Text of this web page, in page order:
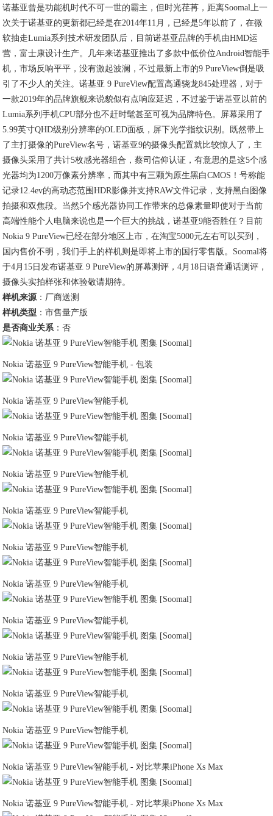
诺基亚曾是功能机时代不可一世的霸主，但时光荏苒，距离Soomal上一
次关于诺基亚的更新都已经是在2014年11月，已经是5年以前了，在微
软抽走Lumia系列技术研发团队后，目前诺基亚品牌的手机由HMD运
营，富士康设计生产。几年来诺基亚推出了多款中低价位Android智能手
机，市场反响平平，没有激起波澜，不过最新上市的9 PureView倒是吸
引了不少人的关注。诺基亚 9 PureView配置高通骁龙845处理器，对于
一款2019年的品牌旗舰来说貌似有点响应延迟，不过鉴于诺基亚以前的
Lumia系列手机CPU部分也不赶时髦甚至可视为品牌特色。屏幕采用了
5.99英寸QHD级别分辨率的OLED面板，屏下光学指纹识别。既然带上
了主打摄像的PureView名号，诺基亚9的摄像头配置就比较惊人了，主
摄像头采用了共计5枚感光器组合，蔡司信仰认证，有意思的是这5个感
光器均为1200万像素分辨率，而其中有三颗为原生黑白CMOS！号称能
记录12.4ev的高动态范围HDR影像并支持RAW文件记录，支持黑白图像
拍摄和双焦段。当然5个感光器协同工作带来的总像素量即使对于当前
高端性能个人电脑来说也是一个巨大的挑战，诺基亚9能否胜任？目前
Nokia 9 PureView已经在部分地区上市，在淘宝5000元左右可以买到，
国内售价不明，我们手上的样机则是即将上市的国行零售版。Soomal将
于4月15日发布诺基亚 9 PureView的屏幕测评，4月18日语音通话测评，
摄像头实拍样张和体验敬请期待。
样机来源：厂商送测
样机类型 ：市售量产版
是否商业关系：否
Nokia 诺基亚 9 PureView智能手机 - 包装
Nokia 诺基亚 9 PureView智能手机
Nokia 诺基亚 9 PureView智能手机
Nokia 诺基亚 9 PureView智能手机
Nokia 诺基亚 9 PureView智能手机
Nokia 诺基亚 9 PureView智能手机
Nokia 诺基亚 9 PureView智能手机
Nokia 诺基亚 9 PureView智能手机
Nokia 诺基亚 9 PureView智能手机
Nokia 诺基亚 9 PureView智能手机
Nokia 诺基亚 9 PureView智能手机
Nokia 诺基亚 9 PureView智能手机 - 对比苹果iPhone Xs Max
Nokia 诺基亚 9 PureView智能手机 - 对比苹果iPhone Xs Max